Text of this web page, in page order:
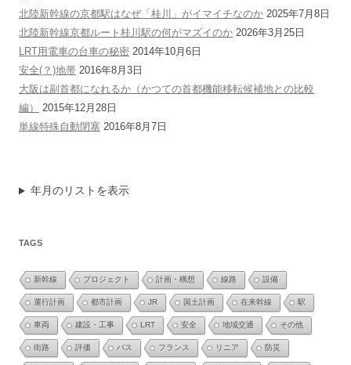
北陸新幹線の京都駅はなぜ「桂川」がイマイチなのか 2025年7月8日
北陸新幹線京都ルート桂川駅の何がマズイのか 2026年3月25日
LRT用電車の台車の秘密 2014年10月6日
安全(？)地帯 2016年8月3日
大阪は副首都になれるか（かつての首都機能移転候補地との比較
編）
2015年12月28日
単線特殊自動閉塞 2016年8月7日
年月のリストを表示
TAGS
新幹線 プロジェクト 計画・構想 線路 設備
運行計画 都市計画 JR 国土計画 在来幹線 駅
車両 建設・工事 LRT 安全 地域交通 その他
街路 評価 バス フランス リニア 防災